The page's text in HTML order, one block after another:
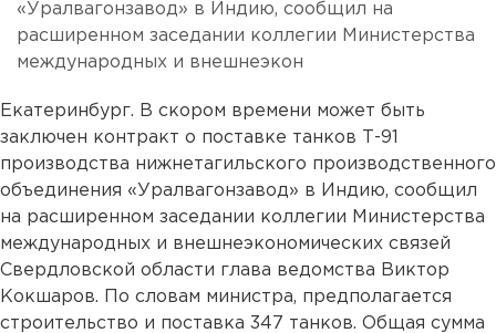
«Уралвагонзавод» в Индию, сообщил на
расширенном заседании коллегии Министерства
международных и внешнеэкон
Екатеринбург. В скором времени может быть
заключен контракт о поставке танков Т-91
производства нижнетагильского производственного
объединения «Уралвагонзавод» в Индию, сообщил
на расширенном заседании коллегии Министерства
международных и внешнеэкономических связей
Свердловской области глава ведомства Виктор
Кокшаров. По словам министра, предполагается
строительство и поставка 347 танков. Общая сумма